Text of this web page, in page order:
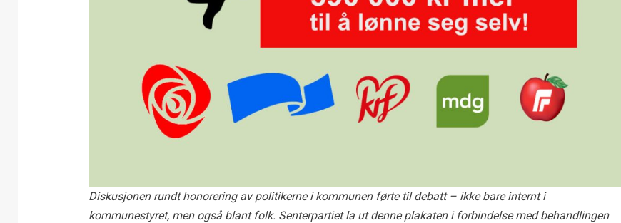
Diskusjonen rundt honorering av politikerne i kommunen førte til debatt – ikke bare internt i
kommunestyret, men også blant folk. Senterpartiet la ut denne plakaten i forbindelse med behandlingen